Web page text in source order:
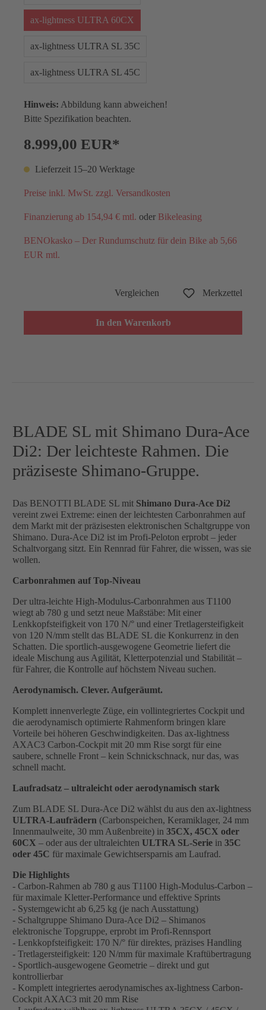
ax-lightness ULTRA 60CX
ax-lightness ULTRA SL 35C
ax-lightness ULTRA SL 45C
Hinweis: Abbildung kann abweichen!
Bitte Spezifikation beachten.
8.999,00 EUR*
Lieferzeit 15–20 Werktage
Preise inkl. MwSt. zzgl. Versandkosten
Finanzierung ab 154,94 € mtl. oder Bikeleasing
BENOkasko – Der Rundumschutz für dein Bike ab 5,66
EUR mtl.
Vergleichen Merkzettel
In den Warenkorb
BLADE SL mit Shimano Dura-Ace
Di2: Der leichteste Rahmen. Die
präziseste Shimano-Gruppe.
Das BENOTTI BLADE SL mit Shimano Dura-Ace Di2
vereint zwei Extreme: einen der leichtesten Carbonrahmen auf
dem Markt mit der präzisesten elektronischen Schaltgruppe von
Shimano. Dura-Ace Di2 ist im Profi-Peloton erprobt – jeder
Schaltvorgang sitzt. Ein Rennrad für Fahrer, die wissen, was sie
wollen.
Carbonrahmen auf Top-Niveau
Der ultra-leichte High-Modulus-Carbonrahmen aus T1100
wiegt ab 780 g und setzt neue Maßstäbe: Mit einer
Lenkkopfsteifigkeit von 170 N/° und einer Tretlagersteifigkeit
von 120 N/mm stellt das BLADE SL die Konkurrenz in den
Schatten. Die sportlich-ausgewogene Geometrie liefert die
ideale Mischung aus Agilität, Kletterpotenzial und Stabilität –
für Fahrer, die Kontrolle auf höchstem Niveau suchen.
Aerodynamisch. Clever. Aufgeräumt.
Komplett innenverlegte Züge, ein vollintegriertes Cockpit und
die aerodynamisch optimierte Rahmenform bringen klare
Vorteile bei höheren Geschwindigkeiten. Das ax-lightness
AXAC3 Carbon-Cockpit mit 20 mm Rise sorgt für eine
saubere, schnelle Front – kein Schnickschnack, nur das, was
schnell macht.
Laufradsatz – ultraleicht oder aerodynamisch stark
Zum BLADE SL Dura-Ace Di2 wählst du aus den ax-lightness
ULTRA-Laufrädern (Carbonspeichen, Keramiklager, 24 mm
Innenmaulweite, 30 mm Außenbreite) in 35CX, 45CX oder
60CX – oder aus der ultraleichten ULTRA SL-Serie in 35C
oder 45C für maximale Gewichtsersparnis am Laufrad.
Die Highlights
- Carbon-Rahmen ab 780 g aus T1100 High-Modulus-Carbon –
für maximale Kletter-Performance und effektive Sprints
- Systemgewicht ab 6,25 kg (je nach Ausstattung)
- Schaltgruppe Shimano Dura-Ace Di2 – Shimanos
elektronische Topgruppe, erprobt im Profi-Rennsport
- Lenkkopfsteifigkeit: 170 N/° für direktes, präzises Handling
- Tretlagersteifigkeit: 120 N/mm für maximale Kraftübertragung
- Sportlich-ausgewogene Geometrie – direkt und gut
kontrollierbar
- Komplett integriertes aerodynamisches ax-lightness Carbon-
Cockpit AXAC3 mit 20 mm Rise